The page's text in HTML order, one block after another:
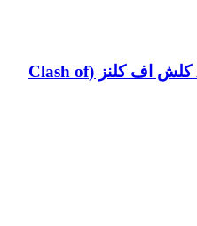
آفر Dragon Palace Scenery کلش اف کلنز (Clash of